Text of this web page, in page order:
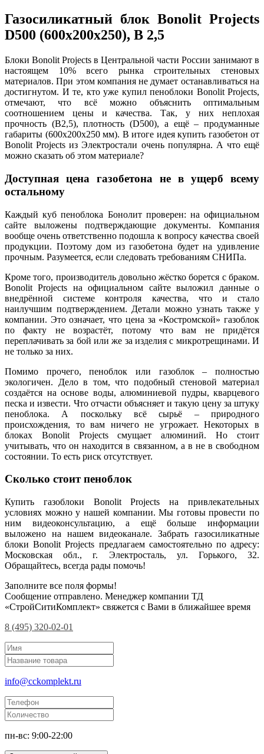
Газосиликатный блок Bonolit Projects
D500 (600х200х250), В 2,5
Блоки Bonolit Projects в Центральной части России занимают в
настоящем 10% всего рынка строительных стеновых
материалов. При этом компания не думает останавливаться на
достигнутом. И те, кто уже купил пеноблоки Bonolit Projects,
отмечают, что всё можно объяснить оптимальным
соотношением цены и качества. Так, у них неплохая
прочность (В2,5), плотность (D500), а ещё – продуманные
габариты (600х200х250 мм). В итоге идея купить газобетон от
Bonolit Projects из Электростали очень популярна. А что ещё
можно сказать об этом материале?
Доступная цена газобетона не в ущерб всему
остальному
Каждый куб пеноблока Бонолит проверен: на официальном
сайте выложены подтверждающие документы. Компания
вообще очень ответственно подошла к вопросу качества своей
продукции. Поэтому дом из газобетона будет на удивление
прочным. Разумеется, если следовать требованиям СНИПа.
Кроме того, производитель довольно жёстко борется с браком.
Bonolit Projects на официальном сайте выложил данные о
внедрённой системе контроля качества, что и стало
наилучшим подтверждением. Детали можно узнать также у
компании. Это означает, что цена за «Костромской» газоблок
по факту не возрастёт, потому что вам не придётся
переплачивать за бой или же за изделия с микротрещинами. И
не только за них.
Помимо прочего, пеноблок или газоблок – полностью
экологичен. Дело в том, что подобный стеновой материал
создаётся на основе воды, алюминиевой пудры, кварцевого
песка и извести. Что отчасти объясняет и такую цену за штуку
пеноблока. А поскольку всё сырьё – природного
происхождения, то вам ничего не угрожает. Некоторых в
блоках Bonolit Projects смущает алюминий. Но стоит
учитывать, что он находится в связанном, а в не в свободном
состоянии. То есть риск отсутствует.
Сколько стоит пеноблок
Купить газоблоки Bonolit Projects на привлекательных
условиях можно у нашей компании. Мы готовы провести по
ним видеоконсультацию, а ещё больше информации
выложено на нашем видеоканале. Забрать газосиликатные
блоки Bonolit Projects предлагаем самостоятельно по адресу:
Московская обл., г. Электросталь, ул. Горького, 32.
Обращайтесь, всегда рады помочь!
Заполните все поля формы!
Сообщение отправлено. Менеджер компании ТД
«СтройСитиКомплект» свяжется с Вами в ближайшее время
8 (495) 320-02-01
info@cckomplekt.ru
пн-вс: 9:00-22:00